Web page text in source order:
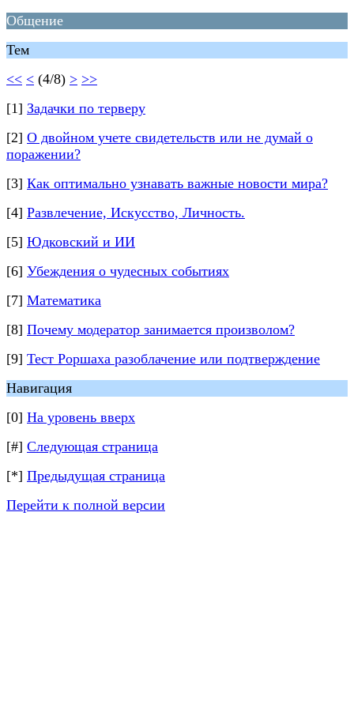
Общение
Тем
<< < (4/8) > >>
[1] Задачки по терверу
[2] О двойном учете свидетельств или не думай о
поражении?
[3] Как оптимально узнавать важные новости мира?
[4] Развлечение, Искусство, Личность.
[5] Юдковский и ИИ
[6] Убеждения о чудесных событиях
[7] Математика
[8] Почему модератор занимается произволом?
[9] Тест Роршаха разоблачение или подтверждение
Навигация
[0] На уровень вверх
[#] Следующая страница
[*] Предыдущая страница
Перейти к полной версии